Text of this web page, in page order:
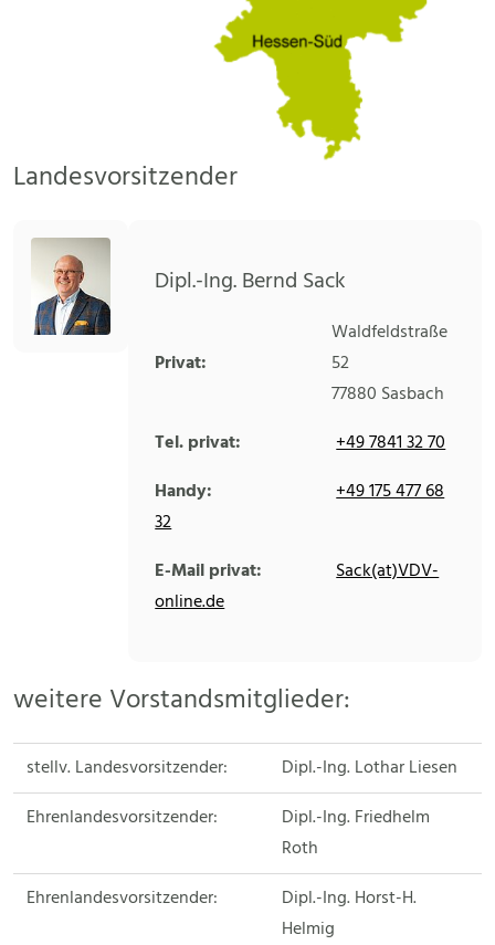
Landesvorsitzender
Dipl.-Ing. Bernd Sack
Privat:
Waldfeldstraße
52
77880 Sasbach
Tel. privat:
+49 7841 32 70
Handy:
+49 175 477 68
32
E-Mail privat:
Sack(at)VDV-
online.de
weitere Vorstandsmitglieder:
stellv. Landesvorsitzender:
Dipl.-Ing. Lothar Liesen
Ehrenlandesvorsitzender:
Dipl.-Ing. Friedhelm
Roth
Ehrenlandesvorsitzender:
Dipl.-Ing. Horst-H.
Helmig